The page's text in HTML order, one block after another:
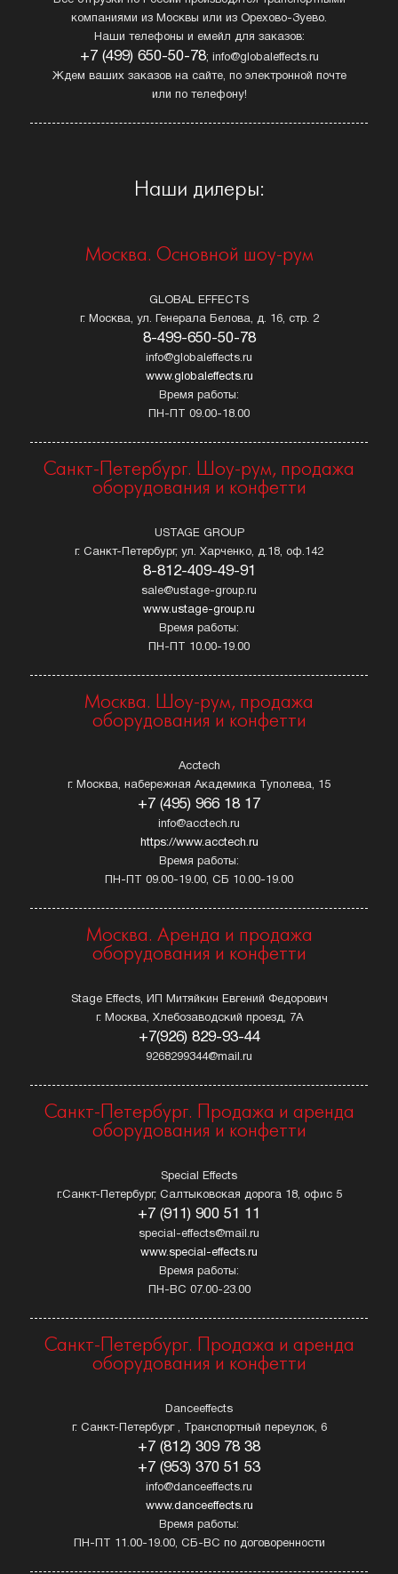
компаниями из Москвы или из Орехово-Зуево.
Наши телефоны и емейл для заказов:
+7 (499) 650-50-78; info@globaleffects.ru
Ждем ваших заказов на сайте, по электронной почте
или по телефону!
Наши дилеры:
Москва. Основной шоу-рум
GLOBAL EFFECTS
г. Москва, ул. Генерала Белова, д. 16, стр. 2
8-499-650-50-78
info@globaleffects.ru
www.globaleffects.ru
Время работы:
ПН-ПТ 09.00-18.00
Санкт-Петербург. Шоу-рум, продажа
оборудования и конфетти
USTAGE GROUP
г. Санкт-Петербург, ул. Харченко, д.18, оф.142
8-812-409-49-91
sale@ustage-group.ru
www.ustage-group.ru
Время работы:
ПН-ПТ 10.00-19.00
Москва. Шоу-рум, продажа
оборудования и конфетти
Acctech
г. Москва, набережная Академика Туполева, 15
+7 (495) 966 18 17
info@acctech.ru
https://www.acctech.ru
Время работы:
ПН-ПТ 09.00-19.00, СБ 10.00-19.00
Москва. Аренда и продажа
оборудования и конфетти
Stage Effects, ИП Митяйкин Евгений Федорович
г. Москва, Хлебозаводский проезд, 7А
+7(926) 829-93-44
9268299344@mail.ru
Санкт-Петербург. Продажа и аренда
оборудования и конфетти
Special Effects
г.Санкт-Петербург, Салтыковская дорога 18, офис 5
+7 (911) 900 51 11
special-effects@mail.ru
www.special-effects.ru
Время работы:
ПН-ВС 07.00-23.00
Санкт-Петербург. Продажа и аренда
оборудования и конфетти
Danceeffects
г. Санкт-Петербург , Транспортный переулок, 6
+7 (812) 309 78 38
+7 (953) 370 51 53
info@danceeffects.ru
www.danceeffects.ru
Время работы:
ПН-ПТ 11.00-19.00, СБ-ВС по договоренности